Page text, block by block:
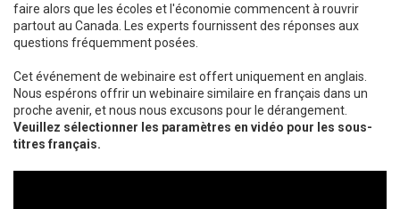
faire alors que les écoles et l'économie commencent à rouvrir
partout au Canada. Les experts fournissent des réponses aux
questions fréquemment posées.
Cet événement de webinaire est offert uniquement en anglais.
Nous espérons offrir un webinaire similaire en français dans un
proche avenir, et nous nous excusons pour le dérangement.
Veuillez sélectionner les paramètres en vidéo pour les sous-
titres français.